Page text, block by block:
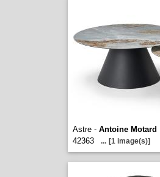
Astre - Antoine Motard
42363
... [1 image(s)]